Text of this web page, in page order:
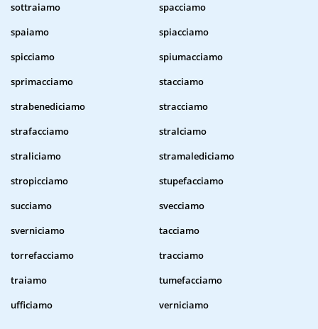
sottraiamo
spacciamo
spaiamo
spiacciamo
spicciamo
spiumacciamo
sprimacciamo
stacciamo
strabenediciamo
stracciamo
strafacciamo
stralciamo
straliciamo
stramalediciamo
stropicciamo
stupefacciamo
succiamo
svecciamo
sverniciamo
tacciamo
torrefacciamo
tracciamo
traiamo
tumefacciamo
ufficiamo
verniciamo